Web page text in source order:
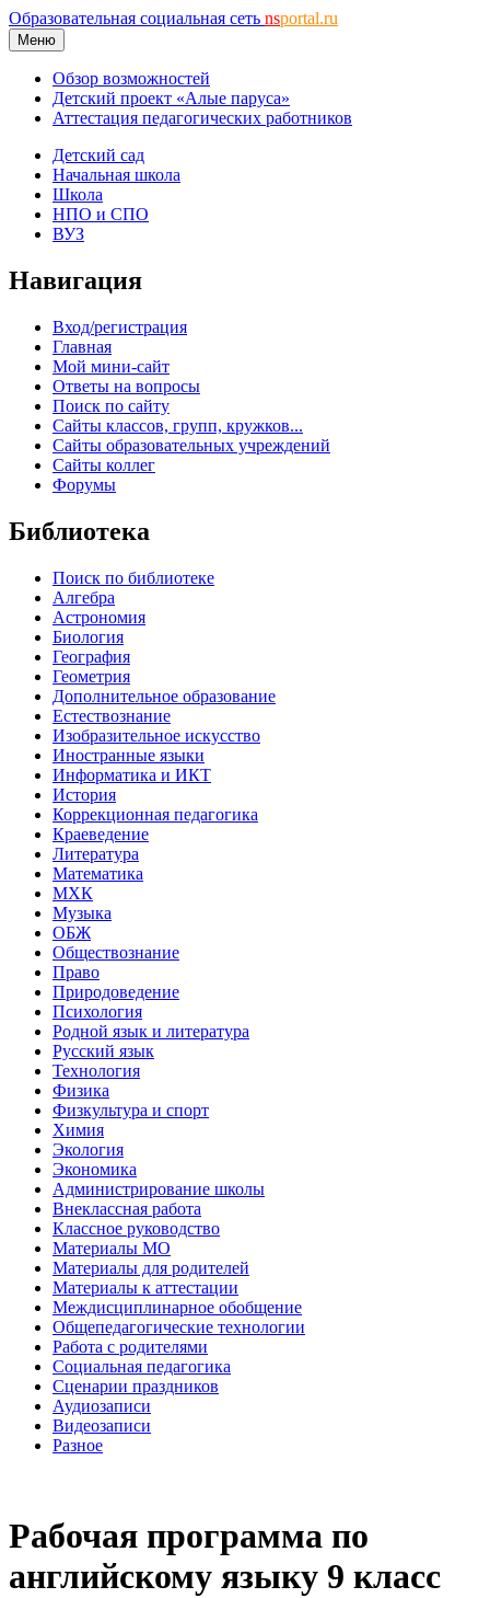
Образовательная социальная сеть nsportal.ru
Меню
Обзор возможностей
Детский проект «Алые паруса»
Аттестация педагогических работников
Детский сад
Начальная школа
Школа
НПО и СПО
ВУЗ
Навигация
Вход/регистрация
Главная
Мой мини-сайт
Ответы на вопросы
Поиск по сайту
Сайты классов, групп, кружков...
Сайты образовательных учреждений
Сайты коллег
Форумы
Библиотека
Поиск по библиотеке
Алгебра
Астрономия
Биология
География
Геометрия
Дополнительное образование
Естествознание
Изобразительное искусство
Иностранные языки
Информатика и ИКТ
История
Коррекционная педагогика
Краеведение
Литература
Математика
МХК
Музыка
ОБЖ
Обществознание
Право
Природоведение
Психология
Родной язык и литература
Русский язык
Технология
Физика
Физкультура и спорт
Химия
Экология
Экономика
Администрирование школы
Внеклассная работа
Классное руководство
Материалы МО
Материалы для родителей
Материалы к аттестации
Междисциплинарное обобщение
Общепедагогические технологии
Работа с родителями
Социальная педагогика
Сценарии праздников
Аудиозаписи
Видеозаписи
Разное
Рабочая программа по
английскому языку 9 класс